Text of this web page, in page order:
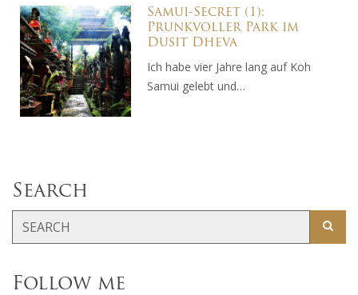
Samui-Secret (1):
Prunkvoller Park im
Dusit Dheva
Ich habe vier Jahre lang auf Koh
Samui gelebt und…
Search
Follow me